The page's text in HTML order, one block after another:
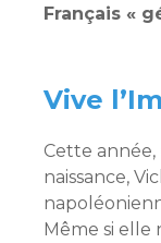
Français «
Vive
Cette
naissance,
Même si elle